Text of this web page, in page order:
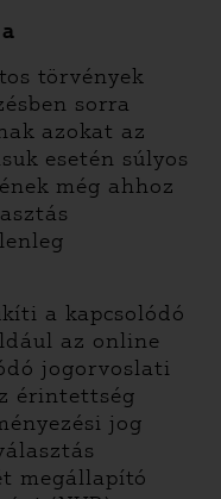
törvények
sorra
azokat az
esetén súlyos
még ahhoz
a kapcsolódó
az online
jogorvoslati
érintettség
jog
megállapító